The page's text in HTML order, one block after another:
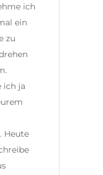
ich
ein
zu
ich ja
Heute